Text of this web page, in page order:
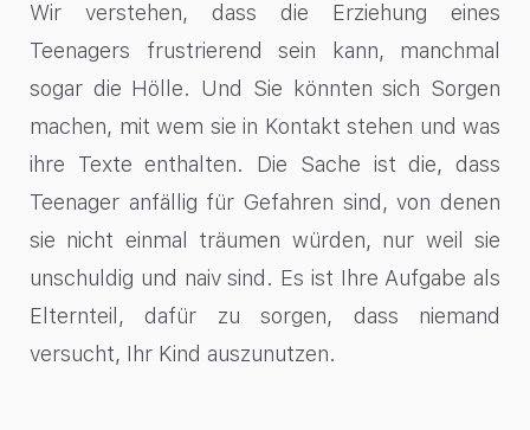
Wir verstehen, dass die Erziehung eines
Teenagers frustrierend sein kann, manchmal
sogar die Hölle. Und Sie könnten sich Sorgen
machen, mit wem sie in Kontakt stehen und was
ihre Texte enthalten. Die Sache ist die, dass
Teenager anfällig für Gefahren sind, von denen
sie nicht einmal träumen würden, nur weil sie
unschuldig und naiv sind. Es ist Ihre Aufgabe als
Elternteil, dafür zu sorgen, dass niemand
versucht, Ihr Kind auszunutzen.